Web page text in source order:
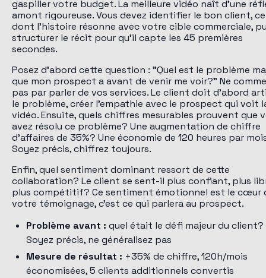
gaspiller votre budget. La meilleure vidéo naît d'une
amont rigoureuse. Vous devez identifier le bon client,
dont l'histoire résonne avec votre cible commerciale,
structurer le récit pour qu'il capte les 45 premières
secondes.
Posez d'abord cette question : "Quel est le problème
que mon prospect a avant de venir me voir?" Ne
pas par parler de vos services. Le client doit d'abord
le problème, créer l'empathie avec le prospect qui voit
vidéo. Ensuite, quels chiffres mesurables prouvent que
avez résolu ce problème? Une augmentation de chiffre
d'affaires de 35%? Une économie de 120 heures par
Soyez précis, chiffrez toujours.
Enfin, quel sentiment dominant ressort de cette
collaboration? Le client se sent-il plus confiant, plus
plus compétitif? Ce sentiment émotionnel est le cœur
votre témoignage, c'est ce qui parlera au prospect.
Problème avant : quel était le défi majeur du client?
Soyez précis, ne généralisez pas
Mesure de résultat : +35% de chiffre, 120h/mois
économisées, 5 clients additionnels convertis